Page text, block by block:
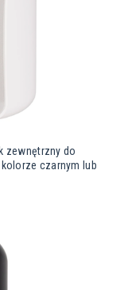
zewnętrzny do
czarnym lub